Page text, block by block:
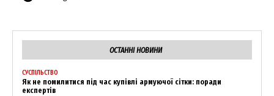
ОСТАННІ НОВИНИ
СУСПІЛЬСТВО
Як не помилитися під час купівлі армуючої сітки: поради
експертів